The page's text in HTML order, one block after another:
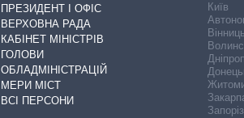
ПРЕЗИДЕНТ І ОФІС
ВЕРХОВНА РАДА
КАБІНЕТ МІНІСТРІВ
ГОЛОВИ
ОБЛАДМІНІСТРАЦІЙ
МЕРИ МІСТ
ВСІ ПЕРСОНИ
Київ